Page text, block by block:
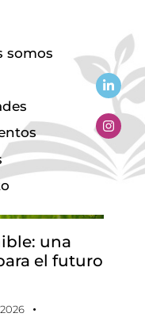
somos
una
el futuro